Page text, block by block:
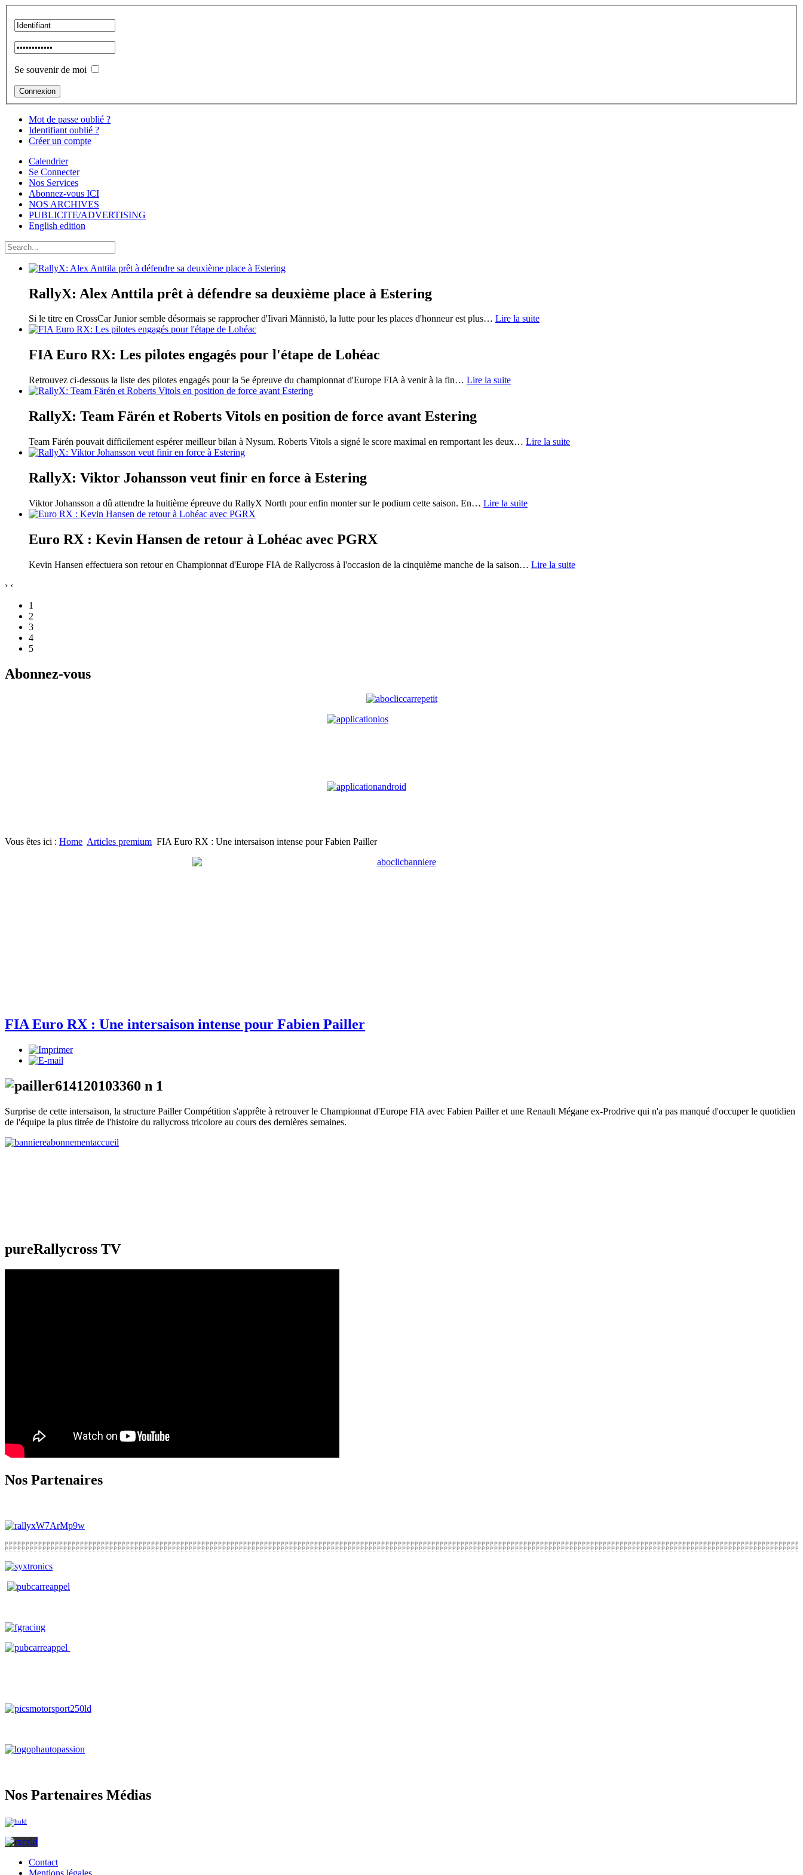
Se souvenir de moi
Mot de passe oublié ?
Identifiant oublié ?
Créer un compte
Calendrier
Se Connecter
Nos Services
Abonnez-vous ICI
NOS ARCHIVES
PUBLICITE/ADVERTISING
English edition
RallyX: Alex Anttila prêt à défendre sa deuxième place à Estering
Si le titre en CrossCar Junior semble désormais se rapprocher d'Iivari Männistö, la lutte pour les places d'honneur est plus… Lire la suite
FIA Euro RX: Les pilotes engagés pour l'étape de Lohéac
Retrouvez ci-dessous la liste des pilotes engagés pour la 5e épreuve du championnat d'Europe FIA à venir à la fin… Lire la suite
RallyX: Team Färén et Roberts Vitols en position de force avant Estering
Team Färén pouvait difficilement espérer meilleur bilan à Nysum. Roberts Vitols a signé le score maximal en remportant les deux… Lire la suite
RallyX: Viktor Johansson veut finir en force à Estering
Viktor Johansson a dû attendre la huitième épreuve du RallyX North pour enfin monter sur le podium cette saison. En… Lire la suite
Euro RX : Kevin Hansen de retour à Lohéac avec PGRX
Kevin Hansen effectuera son retour en Championnat d'Europe FIA de Rallycross à l'occasion de la cinquième manche de la saison… Lire la suite
› ‹
1
2
3
4
5
Abonnez-vous
Vous êtes ici : Home Articles premium FIA Euro RX : Une intersaison intense pour Fabien Pailler
FIA Euro RX : Une intersaison intense pour Fabien Pailler
Surprise de cette intersaison, la structure Pailler Compétition s'apprête à retrouver le Championnat d'Europe FIA avec Fabien Pailler et une Renault Mégane ex-Prodrive qui n'a pas manqué d'occuper le quotidien
de l'équipe la plus titrée de l'histoire du rallycross tricolore au cours des dernières semaines.
pureRallycross TV
Nos Partenaires
Nos Partenaires Médias
Contact
Mentions légales